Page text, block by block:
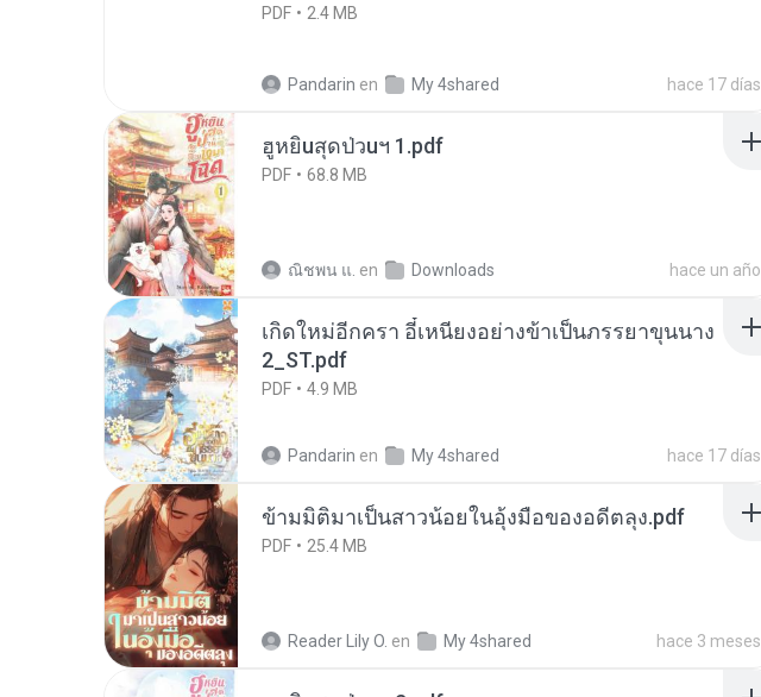
PDF
2.4 MB
Pandarin en My 4shared hace 17 días
ฮูหยิuสุดป่วuฯ 1.pdf
PDF 68.8 MB
ณิชพน แ. en Downloads hace un año
เกิดใหม่อีกครา อี๋เหนียงอย่างข้าเป็นภรรยาขุนนาง
2_ST.pdf
PDF 4.9 MB
Pandarin en My 4shared hace 17 días
ข้ามมิติมาเป็นสาวน้อยในอุ้งมือของอดีตลุง.pdf
PDF 25.4 MB
Reader Lily O. en My 4shared hace 3 meses